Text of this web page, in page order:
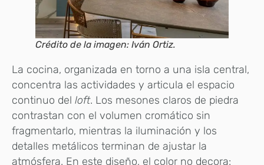
Crédito de la imagen: Iván Ortiz.
La cocina, organizada en torno a una isla central,
concentra las actividades y articula el espacio
continuo del loft. Los mesones claros de piedra
contrastan con el volumen cromático sin
fragmentarlo, mientras la iluminación y los
detalles metálicos terminan de ajustar la
atmósfera. En este diseño, el color no decora: